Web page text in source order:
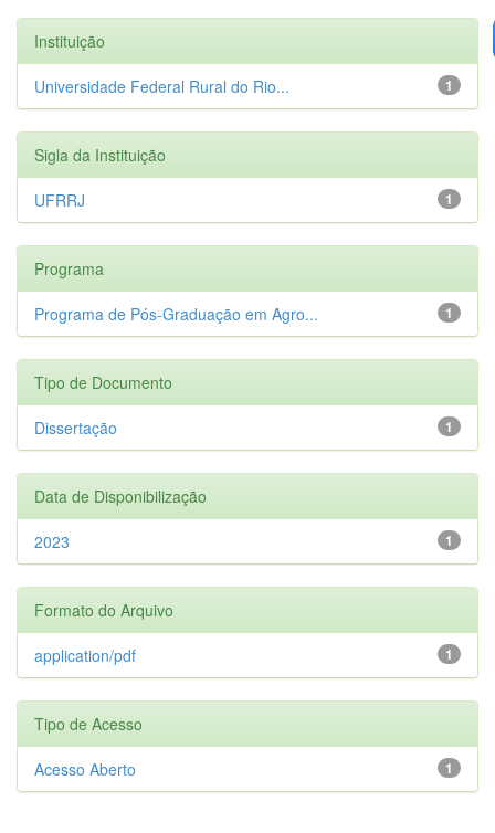
Instituição
1
Universidade Federal Rural do Rio...
Sigla da Instituição
1
UFRRJ
Programa
1
Programa de Pós-Graduação em Agro...
Tipo de Documento
1
Dissertação
Data de Disponibilização
1
2023
Formato do Arquivo
1
application/pdf
Tipo de Acesso
1
Acesso Aberto